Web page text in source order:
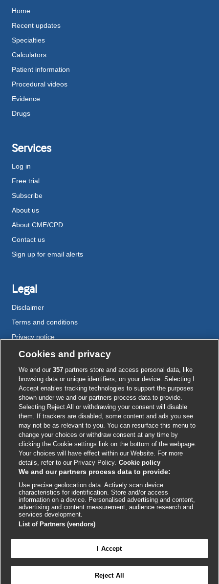
Home
Recent updates
Specialties
Calculators
Patient information
Procedural videos
Evidence
Drugs
Services
Log in
Free trial
Subscribe
About us
About CME/CPD
Contact us
Sign up for email alerts
Legal
Disclaimer
Terms and conditions
Privacy notice
Cookie policy
Accessibility
External
link
opens
in
a
new
window
External
link
opens
in
a
new
window
External
link
opens
in
a
new
window
External
link
opens
in
a
new
window
External
link
opens
in
a
new
window
© BMJ Publishing Group 2026
ISSN 2515-9615

Cookies and privacy
We and our357 partners store and access personal data, like
browsing data or unique identifiers, on your device. Selecting I
Accept enables tracking technologies to support the purposes
shown under we and our partners process data to provide.
Selecting Reject All or withdrawing your consent will disable
them. If trackers are disabled, some content and ads you see
may not be as relevant to you. You can resurface this menu to
change your choices or withdraw consent at any time by
clicking the Cookie settings link on the bottom of the webpage.
Your choices will have effect within our Website. For more
details, refer to our Privacy Policy. Cookie policy
We and our partners process data to provide:
Use precise geolocation data. Actively scan device
characteristics for identification. Store and/or access
information on a device. Personalised advertising and content,
advertising and content measurement, audience research and
services development.
List of Partners (vendors)
I Accept
Reject All